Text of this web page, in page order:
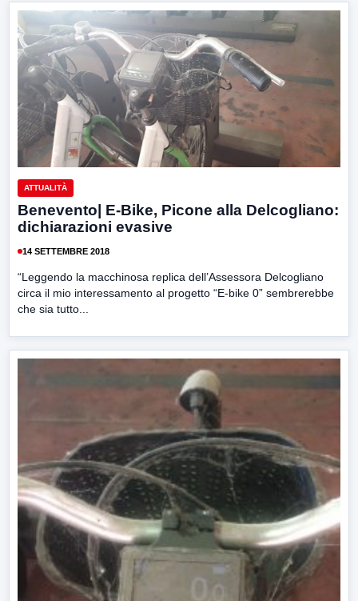
ATTUALITÀ
Benevento| E-Bike, Picone alla Delcogliano:
dichiarazioni evasive
14 SETTEMBRE 2018
“Leggendo la macchinosa replica dell’Assessora Delcogliano
circa il mio interessamento al progetto “E-bike 0” sembrerebbe
che sia tutto...